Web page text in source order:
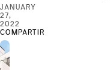
JANUARY
27,
2022
COMPARTIR